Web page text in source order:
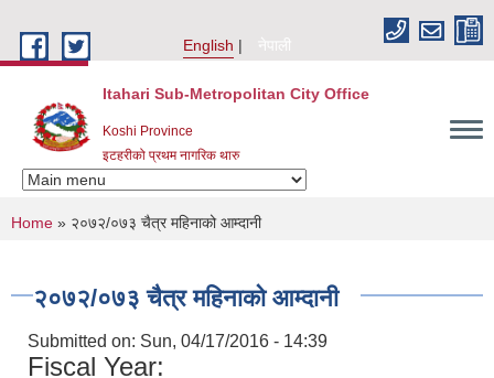
English
नेपाली
Itahari Sub-Metropolitan City Office
Koshi Province
इटहरीको प्रथम नागरिक थारु
You are here
Home » २०७२/०७३ चैत्र महिनाको आम्दानी
२०७२/०७३ चैत्र महिनाको आम्दानी
Submitted on: Sun, 04/17/2016 - 14:39
Fiscal Year: